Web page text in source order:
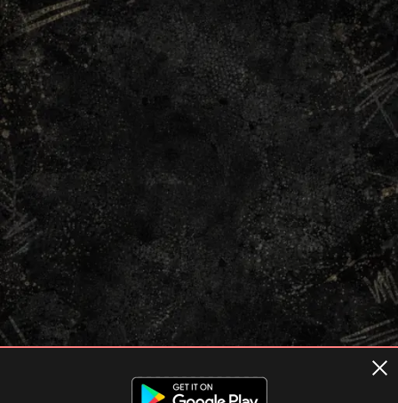
Terms of usage Privacy Policy